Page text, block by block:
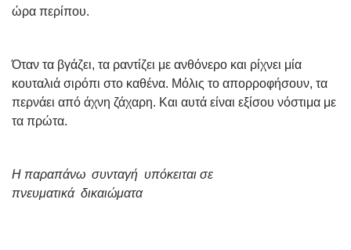
ώρα περίπου.
Όταν τα βγάζει, τα ραντίζει με ανθόνερο και ρίχνει μία
κουταλιά σιρόπι στο καθένα. Μόλις το απορροφήσουν, τα
περνάει από άχνη ζάχαρη. Και αυτά είναι εξίσου νόστιμα με
τα πρώτα.
Η παραπάνω συνταγή υπόκειται σε
πνευματικά δικαιώματα